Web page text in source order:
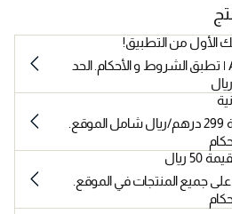
استخدم الكود: APP | تطبق الشروط و الأحكام. الحد
عند التسووق بقيمة 299 درهم/ريال شامل الموقع.
ريال
699 ريال على جميع المنتجات في الموقع.